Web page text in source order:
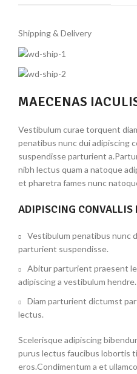
Shipping & Delivery
MAECENAS
Vestibulum curae torquent
penatibus nunc dui adipiscing
suspendisse parturient
nibh lectus quam a natoque
et pharetra fames nunc
ADIPISCING CONVALLIS
Vestibulum penatibus nunc
parturient suspendisse.
Abitur parturient praesent
adipiscing a vestibulum hendre.
Diam parturient dictumst
lectus.
Scelerisque adipiscing
purus lectus faucibus lobortis
eros.Condimentum a et